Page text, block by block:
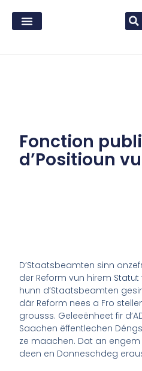
Fonction
d’Positioun
D’Staatsbeamten sinn
der Reform vun hirem
hunn d’Staatsbeamten
där Reform nees a Fro
grousss. Geleeënheet fir
Saachen ëffentlechen
ze maachen. Dat an engem
deen en Donneschdeg